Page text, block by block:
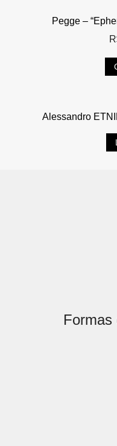
Pegge –
Alessandro
Formas